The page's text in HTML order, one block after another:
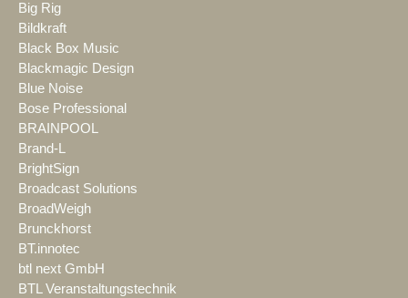
Big Rig
Bildkraft
Black Box Music
Blackmagic Design
Blue Noise
Bose Professional
BRAINPOOL
Brand-L
BrightSign
Broadcast Solutions
BroadWeigh
Brunckhorst
BT.innotec
btl next GmbH
BTL Veranstaltungstechnik